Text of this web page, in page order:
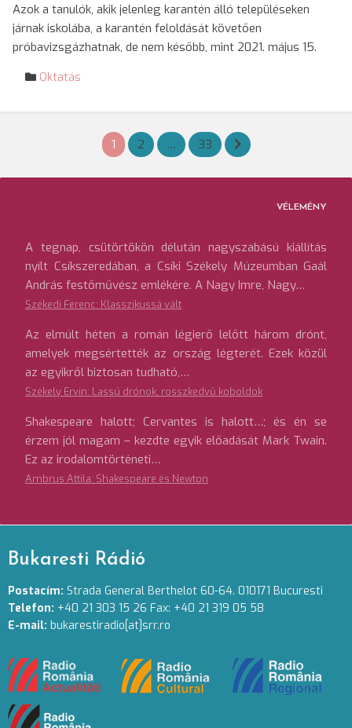
Azok a tanulók, akik jelenleg karantén álló településeken
járnak iskolába, a karantén feloldását követően
próbavizsgázhatnak, de nem később, mint 2021. május 15.
Oktatás
Bejegyzések
lapozása
1 2 … 33
VÉLEMÉNY
A tegnap, csütörtökön délután nagyszabású kiállítás
nyílt Csíkszeredában, a Csíki Székely Múzeumban Gaál
András festőművész emlékére. A Nagy Imre, Nagy…
Székedi Ferenc: Klasszikussá vált
Az elmúlt héten a román légierő lelőtt három drónt,
amelyek megsértették az ország légterét. Ezek közül
az egyikről biztosan tudható,…
Székely Ervin: Lassú drónok, rosszkedvű koboldok
Shakespeare halott; Cervantes is halott…; és én se
érzem jól magam – kezdte egyik előadását Mark Twain.
Ez az irodalomtörténeti…
Ambrus Attila: Shakespeare és Newton
Bukaresti Rádió
Postacím: Strada General Berthelot 60-64. 010171 Bucuresti
Telefon: +40 21 303 15 26 Fax: +40 21 319 05 58
E-mail: bukarestiradio[at]srr.ro